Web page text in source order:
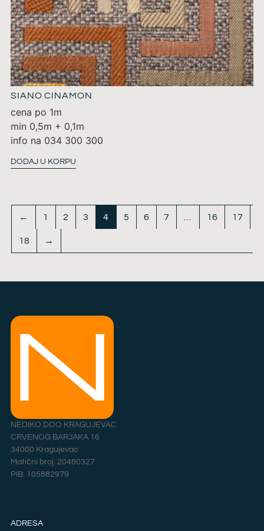
SIANO CINAMON
cena po 1m
min 0,5m + 0,1m
info na 034 300 300
DODAJ U KORPU
← 1 2 3 4 5 6 7 16 17
18 →
NEDIKO DOO KRAGUJEVAC
CRVENOG BARJAKA 16
34000 Kragujevac
Matični broj: 20480327
PIB: 105882979
ADRESA